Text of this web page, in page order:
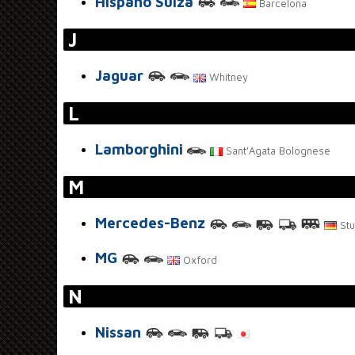
Barcelona
J
Jaguar Whitney
L
Lamborghini Sant'Agata Bolognese
M
Mercedes-Benz
MG Oxford
N
Nissan